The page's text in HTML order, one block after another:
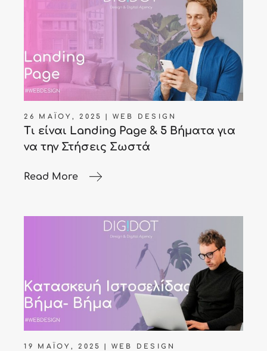
26 ΜΑΪ́ΟΥ, 2025 WEB DESIGN
Τι είναι Landing Page & 5 Βήματα για
να την Στήσεις Σωστά
Read More
19 ΜΑΪ́ΟΥ, 2025 WEB DESIGN